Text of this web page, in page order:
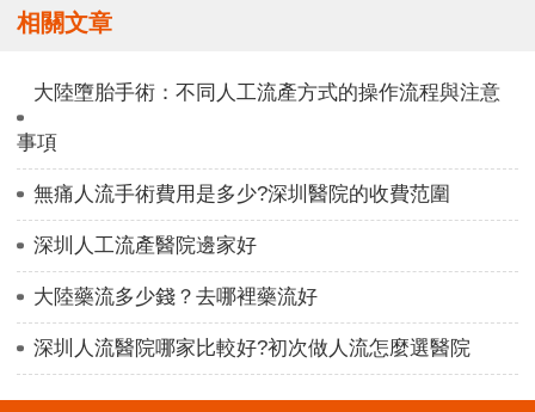
相關文章
大陸墮胎手術：不同人工流產方式的操作流程與注意
事項
無痛人流手術費用是多少?深圳醫院的收費范圍
深圳人工流產醫院邊家好
大陸藥流多少錢？去哪裡藥流好
深圳人流醫院哪家比較好?初次做人流怎麼選醫院